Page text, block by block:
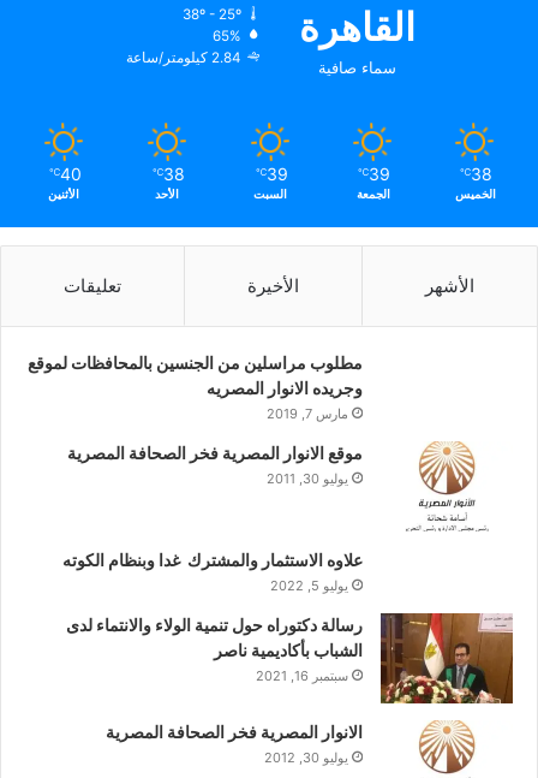
القاهرة
سماء صافية
38º - 25º
65%
2.84 كيلومتر/ساعة
38
℃
الخميس
39
℃
الجمعة
39
℃
السبت
38
℃
الأحد
40
℃
الأثنين
الأشهر الأخيرة تعليقات
مطلوب مراسلين من الجنسين بالمحافظات لموقع
وجريده الانوار المصريه
مارس 7, 2019
موقع الانوار المصرية فخر الصحافة المصرية
يوليو 30, 2011
علاوه الاستثمار والمشترك غدا وبنظام الكوته
يوليو 5, 2022
رسالة دكتوراه حول تنمية الولاء والانتماء لدى
الشباب بأكاديمية ناصر
سبتمبر 16, 2021
الانوار المصرية فخر الصحافة المصرية
يوليو 30, 2012